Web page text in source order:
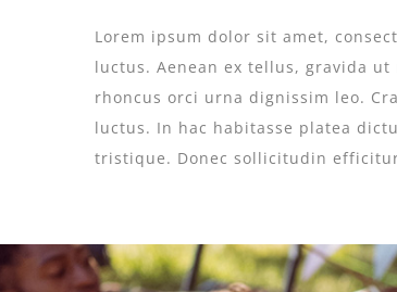
Lorem ipsum dolor sit amet,
luctus. Aenean ex tellus, gravida
rhoncus orci urna dignissim leo.
luctus. In hac habitasse platea
tristique. Donec sollicitudin